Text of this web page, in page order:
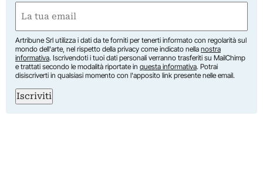
Nome
(Obbligatorio)
Artribune Srl utilizza i dati da te forniti per tenerti informato con regolarità sul
mondo dell'arte, nel rispetto della privacy come indicato nella nostra
informativa. Iscrivendoti i tuoi dati personali verranno trasferiti su MailChimp
e trattati secondo le modalità riportate in questa informativa. Potrai
disiscriverti in qualsiasi momento con l'apposito link presente nelle email.
Iscriviti